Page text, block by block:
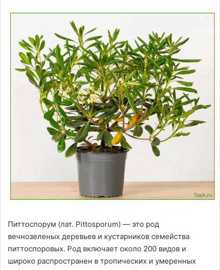
Питтоспорум (лат. Pittosporum) — это род
вечнозеленых деревьев и кустарников семейства
питтоспоровых. Род включает около 200 видов и
широко распространен в тропических и умеренных